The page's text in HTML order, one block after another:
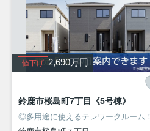
値下げ 2,690万円
鈴鹿市桜島町7丁目《5号棟》
◎多用途に使えるテレワークルーム！